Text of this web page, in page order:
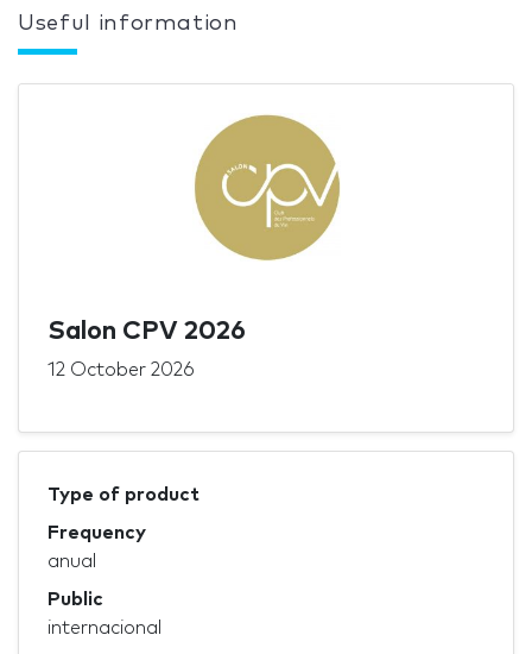
Useful information
Salon CPV 2026
12 October 2026
Type of product
Frequency
anual
Public
internacional